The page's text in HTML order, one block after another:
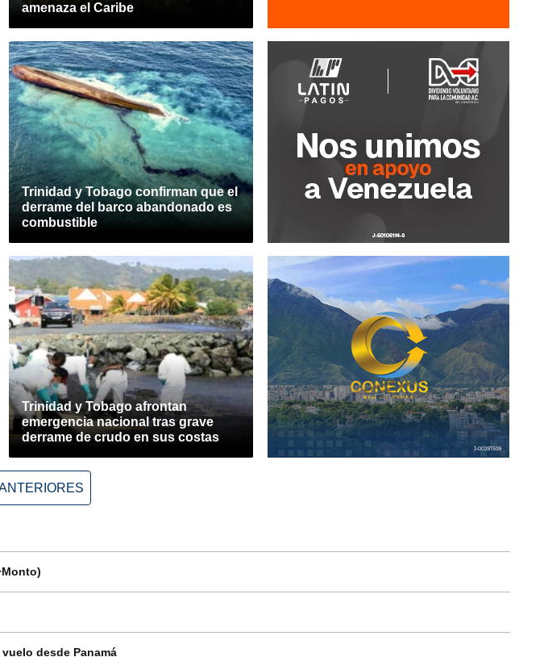
amenaza el Caribe
Trinidad y Tobago confirman que el
derrame del barco abandonado es
combustible
Trinidad y Tobago afrontan
emergencia nacional tras grave
derrame de crudo en sus costas
desde Panamá